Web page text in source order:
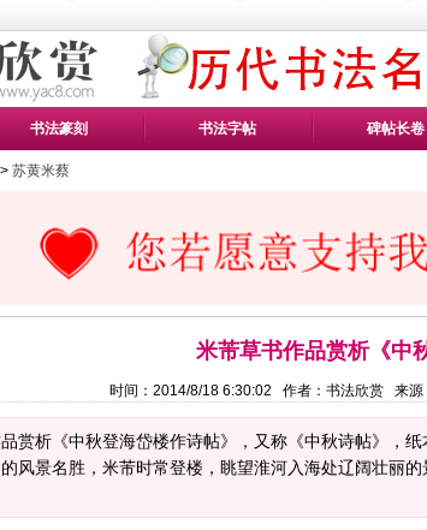
书法篆刻 书法字帖 碑帖长卷
> 苏黄米蔡
米芾草书作品赏析《中
时间：2014/8/18 6:30:02 作者：书法欣赏 来源
赏析《中秋登海岱楼作诗帖》，又称《中秋诗帖》，
的风景名胜，米芾时常登楼，眺望淮河入海处辽阔壮丽